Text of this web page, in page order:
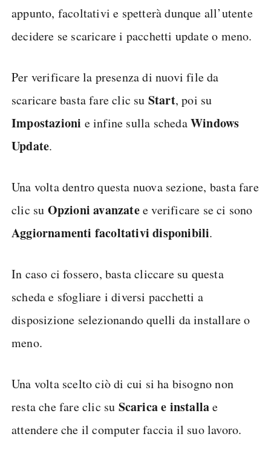
appunto, facoltativi e spetterà dunque all’utente
decidere se scaricare i pacchetti update o meno.
Per verificare la presenza di nuovi file da
scaricare basta fare clic su Start, poi su
Impostazioni e infine sulla schedaWindows
Update.
Una volta dentro questa nuova sezione, basta fare
clic su Opzioni avanzatee verificare se ci sono
Aggiornamenti facoltativi disponibili.
In caso ci fossero, basta cliccare su questa
scheda e sfogliare i diversi pacchetti a
disposizione selezionando quelli da installare o
meno.
Una volta scelto ciò di cui si ha bisogno non
resta che fare clic su Scarica e installae
attendere che il computer faccia il suo lavoro.